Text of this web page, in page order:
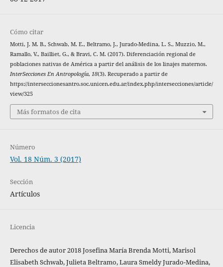
Cómo citar
Motti, J. M. B., Schwab, M. E., Beltramo, J., Jurado-Medina, L. S., Muzzio, M.,
Ramallo, V., Bailliet, G., & Bravi, C. M. (2017). Diferenciación regional de
poblaciones nativas de América a partir del análisis de los linajes maternos.
InterSecciones En Antropología, 18(3). Recuperado a partir de
https://interseccionesantro.soc.unicen.edu.ar/index.php/intersecciones/article/
view/325
Más formatos de cita
Número
Vol. 18 Núm. 3 (2017)
Sección
Artículos
Licencia
Derechos de autor 2018 Josefina María Brenda Motti, Marisol
Elisabeth Schwab, Julieta Beltramo, Laura Smeldy Jurado-Medina,